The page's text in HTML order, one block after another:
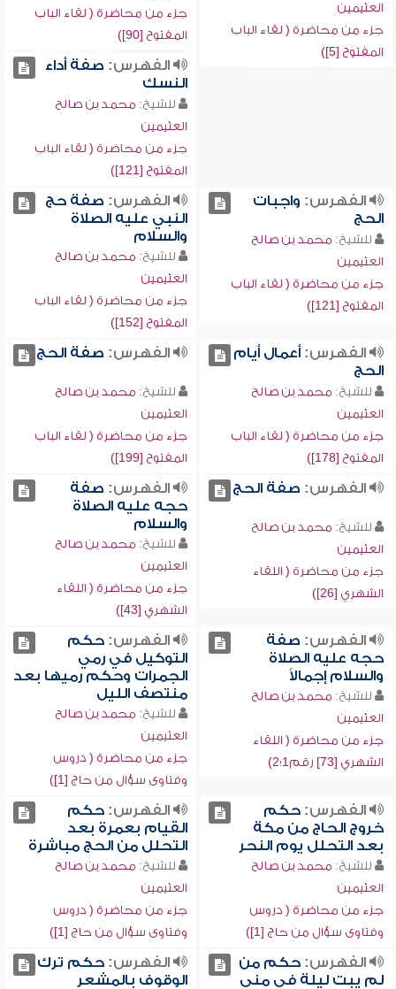
العثيمين
جزء من محاضرة ( لقاء الباب
المفتوح [5])
جزء من محاضرة ( لقاء الباب
المفتوح [90])
الفهرس: صفة أداء
النسك
للشيخ: محمد بن صالح
العثيمين
جزء من محاضرة ( لقاء الباب
المفتوح [121])
الفهرس: واجبات
الحج
للشيخ: محمد بن صالح
العثيمين
جزء من محاضرة ( لقاء الباب
المفتوح [121])
الفهرس: صفة حج
النبي عليه الصلاة
والسلام
للشيخ: محمد بن صالح
العثيمين
جزء من محاضرة ( لقاء الباب
المفتوح [152])
الفهرس:أعمال أيام
الحج
للشيخ: محمد بن صالح
العثيمين
جزء من محاضرة ( لقاء الباب
المفتوح [178])
الفهرس: صفة الحج
للشيخ: محمد بن صالح
العثيمين
جزء من محاضرة ( لقاء الباب
المفتوح [199])
الفهرس: صفة الحج
للشيخ: محمد بن صالح
العثيمين
جزء من محاضرة ( اللقاء
الشهري [26])
الفهرس: صفة
حجه عليه الصلاة
والسلام
للشيخ: محمد بن صالح
العثيمين
جزء من محاضرة ( اللقاء
الشهري [43])
الفهرس: صفة
حجه عليه الصلاة
والسلام إجمالاً
للشيخ: محمد بن صالح
العثيمين
جزء من محاضرة ( اللقاء
الشهري [73] رقم1؛2)
الفهرس:حكم
التوكيل في رمي
الجمرات وحكم رميها بعد
منتصف الليل
للشيخ: محمد بن صالح
العثيمين
جزء من محاضرة ( دروس
وفتاوى سؤال من حاج [1])
الفهرس:حكم
خروج الحاج من مكة
بعد التحلل يوم النحر
للشيخ: محمد بن صالح
العثيمين
جزء من محاضرة ( دروس
وفتاوى سؤال من حاج [1])
الفهرس:حكم
القيام بعمرة بعد
التحلل من الحج مباشرة
للشيخ: محمد بن صالح
العثيمين
جزء من محاضرة ( دروس
وفتاوى سؤال من حاج [1])
الفهرس:حكم من
لم يبت ليلة في منى
الفهرس:حكم ترك
الوقوف بالمشعر